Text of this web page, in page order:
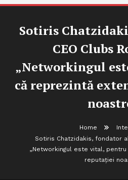
Sotiris
CEO Clubs
„Networkingul
că reprezintă
Home
Sotiris Chatzidakis, fondator
„Networkingul este vital,
reputației